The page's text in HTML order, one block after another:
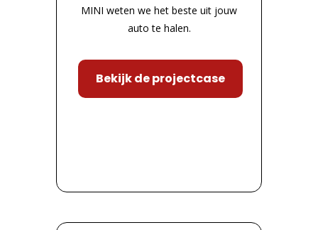
MINI weten we het beste uit jouw
auto te halen.
Bekijk de projectcase